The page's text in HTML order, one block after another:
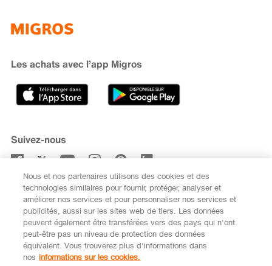
Cumulus
Recherche de magasin
iMpuls
Banque Migros
Développement durable
Carrière
Sponsoring
Médias
Code de conduite et signalement
Les achats avec l’app Migros
Suivez-nous
S’abonner à la newsletter
FR
Nous et nos partenaires utilisons des cookies et des
technologies similaires pour fournir, protéger, analyser et
améliorer nos services et pour personnaliser nos services et
publicités, aussi sur les sites web de tiers. Les données
peuvent également être transférées vers des pays qui n'ont
peut-être pas un niveau de protection des données
équivalent. Vous trouverez plus d'informations dans
nos informations sur les cookies.